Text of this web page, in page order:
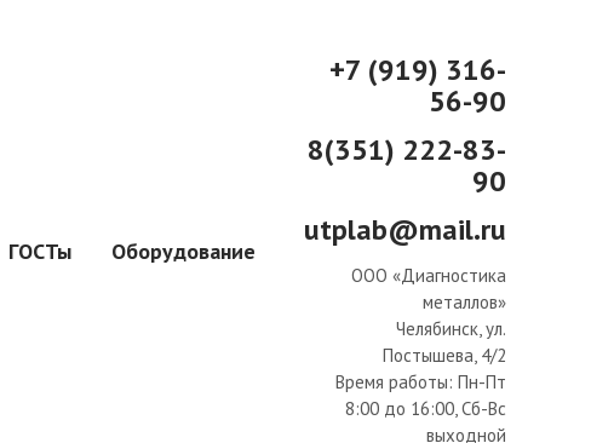
ГОСТы Оборудование
+7 (919) 316-
56-90
8(351) 222-83-
90
utplab@mail.ru
ООО «Диагностика
металлов»
Челябинск, ул.
Постышева, 4/2
Время работы: Пн-Пт
8:00 до 16:00, Сб-Вс
выходной